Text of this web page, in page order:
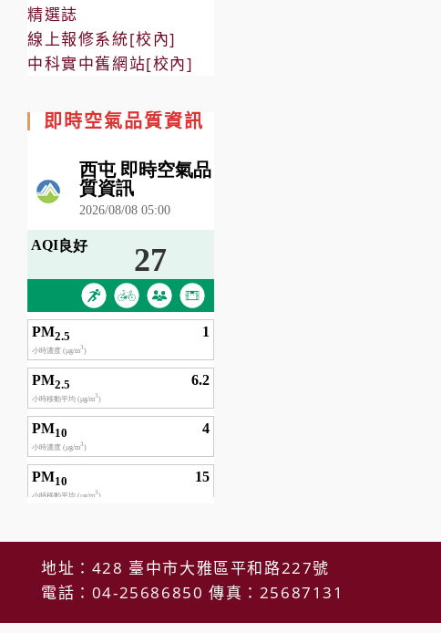
精選誌
線上報修系統[校內]
中科實中舊網站[校內]
即時空氣品質資訊
地址：428 臺中市大雅區平和路227號
電話：04-25686850 傳真：25687131